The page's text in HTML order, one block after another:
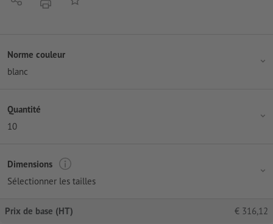
Norme couleur
blanc
Quantité
10
Dimensions
Sélectionner les tailles
Prix de base (HT) € 316,12